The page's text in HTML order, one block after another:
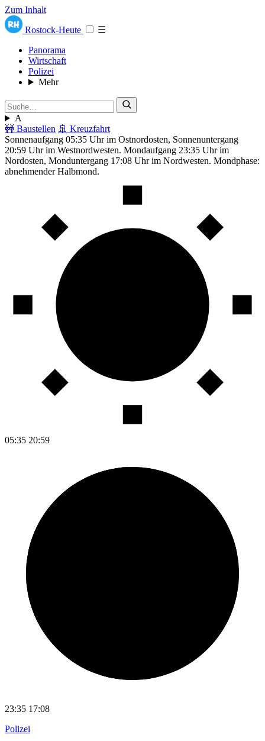
Zum Inhalt
Rostock-Heute
☰
Panorama
Wirtschaft
Polizei
Mehr
A
🚧 Baustellen 🚢 Kreuzfahrt
Sonnenaufgang 05:35 Uhr im Ostnordosten, Sonnenuntergang
20:59 Uhr im Westnordwesten. Mondaufgang 23:35 Uhr im
Nordosten, Monduntergang 17:08 Uhr im Nordwesten. Mondphase:
abnehmender Halbmond.
05:35 20:59
23:35 17:08
Polizei